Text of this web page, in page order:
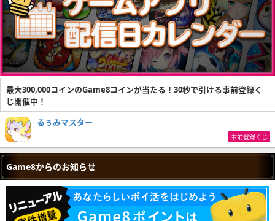
最大300,000コインのGame8コインが当たる！30秒で引ける事前登録く
じ開催中！
るぅみマスター
事前登録くじ
Game8からのお知らせ